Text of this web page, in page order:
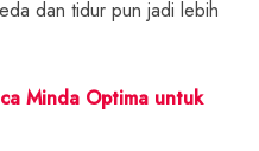
dan tidur pun jadi lebih
Minda Optima untuk